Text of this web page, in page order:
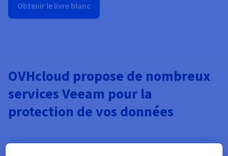
Obtenir le livre blanc
OVHcloud propose de nombreux
services Veeam pour la
protection de vos données